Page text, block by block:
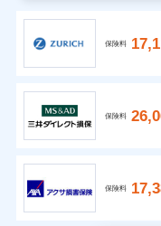
保険料
保険料
保険料